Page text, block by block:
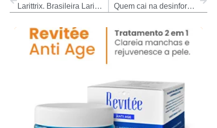
Larittrix. Brasileira Larissa, 19 anos, entra para lista da Forbes Under 30 Quem cai na desinformação e por quê. ( todos caem )